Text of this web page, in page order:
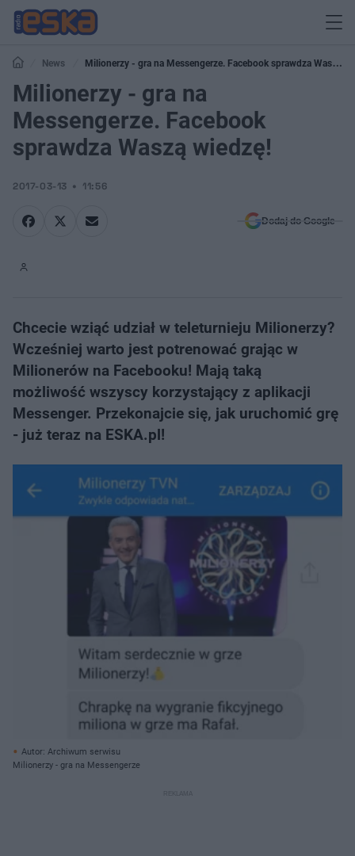
News
Milionerzy - gra na Messengerze. Facebook sprawdza Waszą
wiedzę!
Milionerzy - gra na
Messengerze. Facebook
sprawdza Waszą wiedzę!
2017-03-13 11:56
Dodaj do Google
Chcecie wziąć udział w teleturnieju Milionerzy?
Wcześniej warto jest potrenować grając w
Milionerów na Facebooku! Mają taką
możliwość wszyscy korzystający z aplikacji
Messenger. Przekonajcie się, jak uruchomić grę
- już teraz na ESKA.pl!
Autor: Archiwum serwisu
Milionerzy - gra na Messengerze